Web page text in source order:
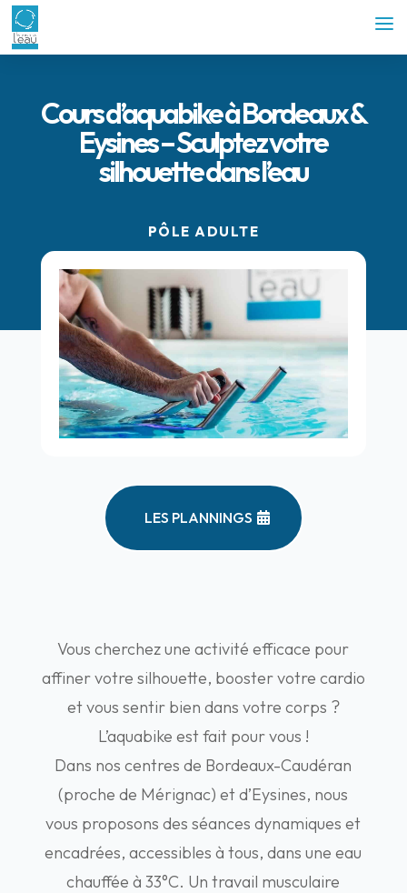
Cours d’aquabike à Bordeaux &
Eysines – Sculptez votre
silhouette dans l’eau
PÔLE ADULTE
LES PLANNINGS
Vous cherchez une activité efficace pour
affiner votre silhouette, booster votre cardio
et vous sentir bien dans votre corps ?
L’aquabike est fait pour vous !
Dans nos centres de Bordeaux-Caudéran
(proche de Mérignac) et d’Eysines, nous
vous proposons des séances dynamiques et
encadrées, accessibles à tous, dans une eau
chauffée à 33°C. Un travail musculaire